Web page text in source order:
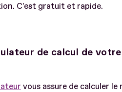
C'est gratuit et rapide.
de calcul de
vous assure de calculer